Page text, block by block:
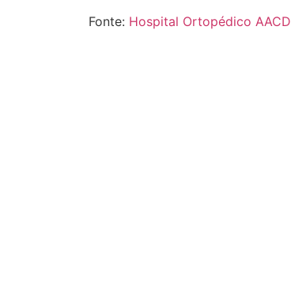
Fonte: Hospital Ortopédico AACD